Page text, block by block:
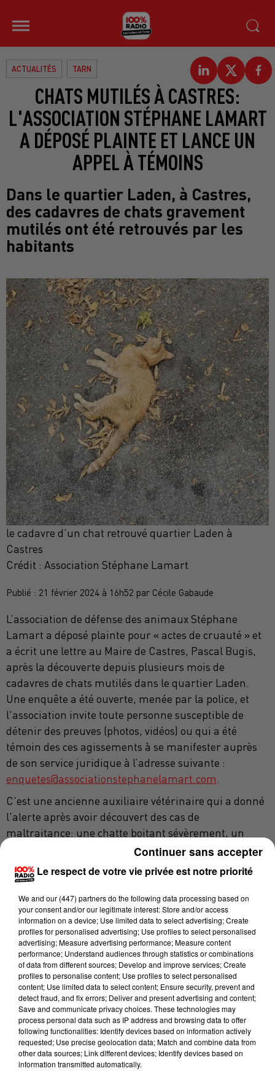
ACTUALITÉS TARN
CHATS MUTILÉS À CASTRES:
L'ASSOCIATION STÉPHANE LAMART
A DÉPOSÉ PLAINTE ET LANCE UN
APPEL À TÉMOINS
Dans le quartier Laden, à Castres,
des cadavres de chats gravement
mutilés ont été retrouvés par les
habitants
le cadavre d'un chat retrouvé quartier Laden à
Castres
Crédit : Association Stéphane Lamart
Publié : 21 février 2024 à 16h52 par Cécile Gabaude
L’association de défense des animaux Stéphane
Lamart a déposé plainte pour « actes de cruauté » et
a écrit une lettre au Maire de Castres, Pascal Bugis,
après la découverte depuis plusieurs mois de
cadavres de chats mutilés dans le quartier Laden.
Une enquête a été ouverte, menée par la police, et
l'association invite toute personne susceptible de
détenir des preuves (photos, vidéos) ou qui a été
témoin des ces agissements à se manifester auprès
de son service juridique à l’adresse suivante :
enquetes@associationstephanelamart.com.
C'est une ancienne auxiliaire vétérinaire qui a donné
l'alerte après avoir découvert des cas de
maltraitance: une chatte boitant sévèrement, un
chaton dans un état catastrophique avec un œil crevé
un chat complètement amorphe avec les pattes et la
queue brûlés, probablement à l’acide.L'animal a dû
être euthanasié, il présentait aussi des nécroses et
des ulcères "impressionnants" dans la bouche, selon
l'association.
L’été dernier, toujours dans le quartier Laden, des
enfants âgés entre 7 et 10 ans ont été filmés et
photographiés en train de courir autour des voitures
en essayant d’attraper une chatte et son petit. Une
scène qui a été diffusée sur les réseaux sociaux: "on y
voyait les deux chats éclatés au sol avec les membres
disloqués",rajoute l'association dans son
communiqué.
Le respect de votre vie privée est notre priorité
We and our (447) partnersdo the following data processing based on
your consent and/or our legitimate interest: Store and/or access
information on a device; Use limited data to select advertising; Create
profiles for personalised advertising; Use profiles to select personalised
advertising; Measure advertising performance; Measure content
performance; Understand audiences through statistics or combinations
of data from different sources; Develop and improve services; Create
profiles to personalise content; Use profiles to select personalised
content; Use limited data to select content; Ensure security, prevent and
detect fraud, and fix errors; Deliver and present advertising and content;
Save and communicate privacy choices. These technologies may
process personal data such as IP address and browsing data to offer
following functionalities: Identify devices based on information actively
requested; Use precise geolocation data; Match and combine data from
other data sources; Link different devices; Identify devices based on
information transmitted automatically.
Continuer sans accepter